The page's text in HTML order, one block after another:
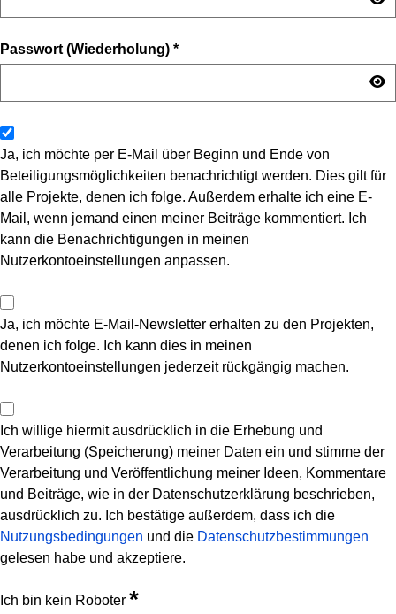
Passwort (Wiederholung) *
Ja, ich möchte per E-Mail über Beginn und Ende von
Beteiligungsmöglichkeiten benachrichtigt werden. Dies gilt für
alle Projekte, denen ich folge. Außerdem erhalte ich eine E-
Mail, wenn jemand einen meiner Beiträge kommentiert. Ich
kann die Benachrichtigungen in meinen
Nutzerkontoeinstellungen anpassen.
Ja, ich möchte E-Mail-Newsletter erhalten zu den Projekten,
denen ich folge. Ich kann dies in meinen
Nutzerkontoeinstellungen jederzeit rückgängig machen.
Ich willige hiermit ausdrücklich in die Erhebung und
Verarbeitung (Speicherung) meiner Daten ein und stimme der
Verarbeitung und Veröffentlichung meiner Ideen, Kommentare
und Beiträge, wie in der Datenschutzerklärung beschrieben,
ausdrücklich zu. Ich bestätige außerdem, dass ich die
Nutzungsbedingungen und die Datenschutzbestimmungen
gelesen habe und akzeptiere.
Ich bin kein Roboter *